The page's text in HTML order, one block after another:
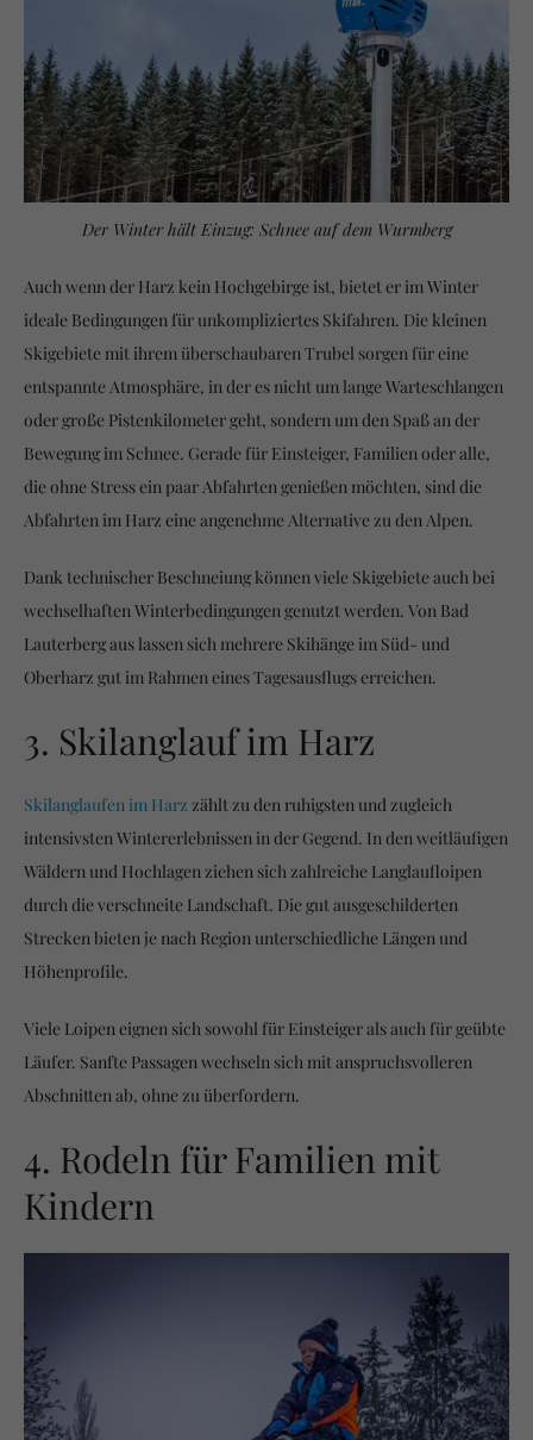
Der Winter hält Einzug: Schnee auf dem Wurmberg
Auch wenn der Harz kein Hochgebirge ist, bietet er im Winter
ideale Bedingungen für unkompliziertes Skifahren. Die kleinen
Skigebiete mit ihrem überschaubaren Trubel sorgen für eine
entspannte Atmosphäre, in der es nicht um lange Warteschlangen
oder große Pistenkilometer geht, sondern um den Spaß an der
Bewegung im Schnee. Gerade für Einsteiger, Familien oder alle,
die ohne Stress ein paar Abfahrten genießen möchten, sind die
Abfahrten im Harz eine angenehme Alternative zu den Alpen.
Dank technischer Beschneiung können viele Skigebiete auch bei
wechselhaften Winterbedingungen genutzt werden. Von Bad
Lauterberg aus lassen sich mehrere Skihänge im Süd- und
Oberharz gut im Rahmen eines Tagesausflugs erreichen.
3. Skilanglauf im Harz
Skilanglaufen im Harz zählt zu den ruhigsten und zugleich
intensivsten Wintererlebnissen in der Gegend. In den weitläufigen
Wäldern und Hochlagen ziehen sich zahlreiche Langlaufloipen
durch die verschneite Landschaft. Die gut ausgeschilderten
Strecken bieten je nach Region unterschiedliche Längen und
Höhenprofile.
Viele Loipen eignen sich sowohl für Einsteiger als auch für geübte
Läufer. Sanfte Passagen wechseln sich mit anspruchsvolleren
Abschnitten ab, ohne zu überfordern.
4. Rodeln für Familien mit
Kindern